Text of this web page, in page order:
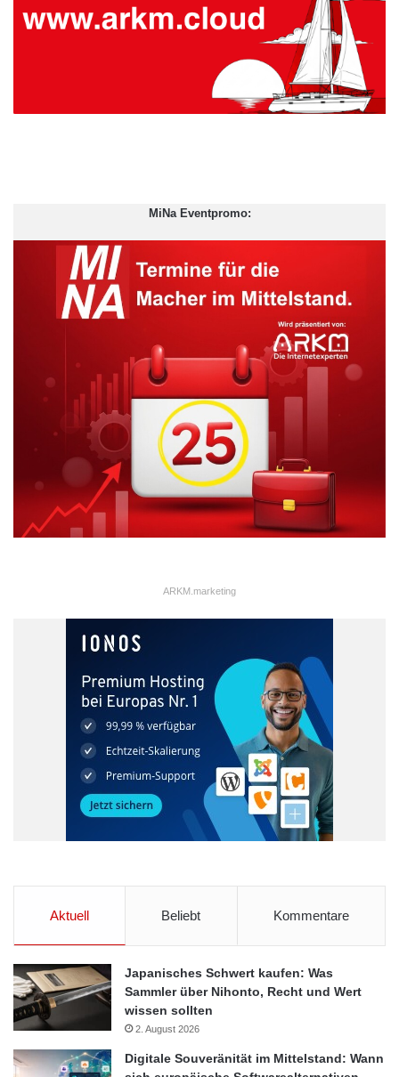
MiNa Eventpromo:
ARKM.marketing
Aktuell Beliebt Kommentare
Japanisches Schwert kaufen: Was
Sammler über Nihonto, Recht und Wert
wissen sollten
2. August 2026
Digitale Souveränität im Mittelstand: Wann